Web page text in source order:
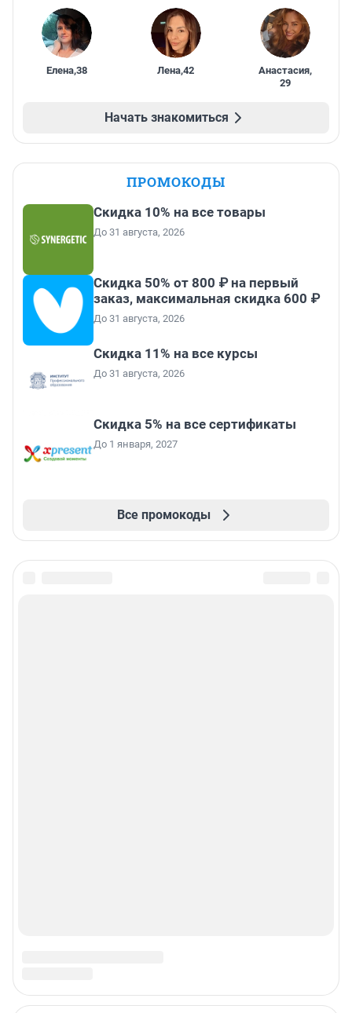
Елена,38 Лена,42 Анастасия,
29
Начать знакомиться
ПРОМОКОДЫ
Скидка 10% на все товары
До 31 августа, 2026
Скидка 50% от 800 ₽ на первый
заказ, максимальная скидка 600 ₽
До 31 августа, 2026
Скидка 11% на все курсы
До 31 августа, 2026
Скидка 5% на все сертификаты
До 1 января, 2027
Все промокоды